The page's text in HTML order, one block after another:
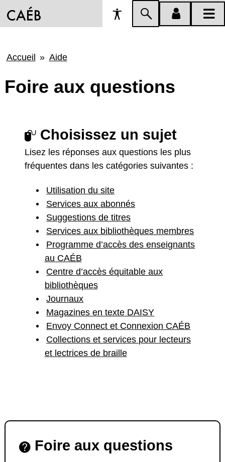
Préférences
d'accessibilité
Passer
menu
menu
Fil
Accueil Aide
Foire aux questions
Choisissez un sujet
Lisez les réponses aux questions les plus
fréquentes dans les catégories suivantes :
Utilisation du site
Services aux abonnés
Suggestions de titres
Services aux bibliothèques membres
Programme d’accès des enseignants
au CAÉB
Centre d’accès équitable aux
bibliothèques
Journaux
Magazines en texte DAISY
Envoy Connect et Connexion CAÉB
Collections et services pour lecteurs
et lectrices de braille
Foire aux questions